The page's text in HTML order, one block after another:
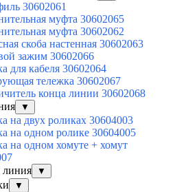
30602061
муфта 30602065
муфта 30602062
скоба настенная 30602063
зажим 30602066
для кабеля 30602064
тележка 30602067
конца линии 30602068
▼
на двух роликах 30604003
на одном ролике 30604005
на одном хомуте + хомут
линия
▼
▼